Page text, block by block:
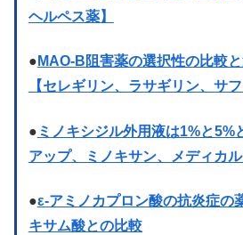
ヘルペス薬】
● MAO-B阻害薬の選択性の比較
【セレギリン、ラサギリン、サフ
● ミノキシジル外用液は1%と5%
アップ、ミノキサン、メディカル
●ε-アミノカプロン酸の抗炎症の
キサム酸との比較